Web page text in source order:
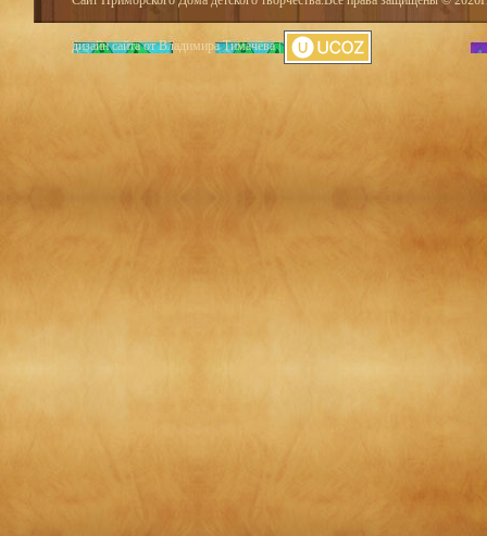
дизайн сайта от Владимира Тимачёва|